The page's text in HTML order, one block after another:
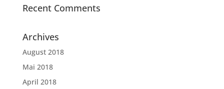
Recent Comments
Archives
August 2018
Mai 2018
April 2018